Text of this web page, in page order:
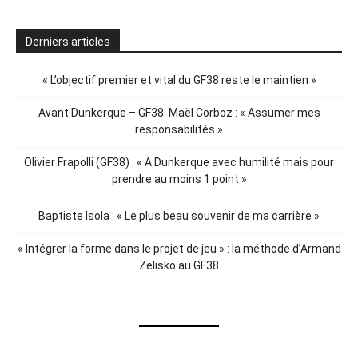
Derniers articles
« L’objectif premier et vital du GF38 reste le maintien »
Avant Dunkerque – GF38. Maël Corboz : « Assumer mes
responsabilités »
Olivier Frapolli (GF38) : « A Dunkerque avec humilité mais pour
prendre au moins 1 point »
Baptiste Isola : « Le plus beau souvenir de ma carrière »
« Intégrer la forme dans le projet de jeu » : la méthode d’Armand
Zelisko au GF38